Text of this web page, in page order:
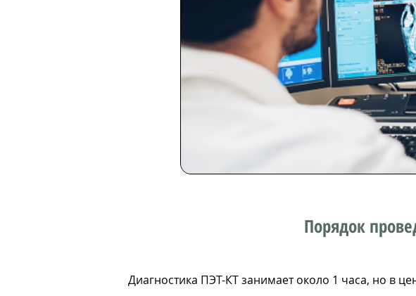
Порядок
Диагностика ПЭТ-КТ занимает около 1 часа, но в